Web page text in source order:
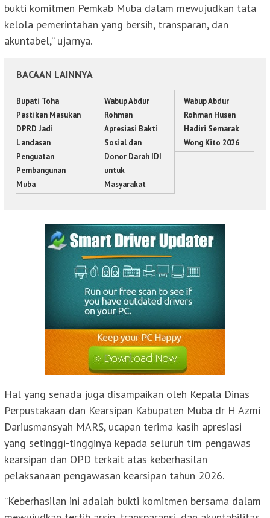
bukti komitmen Pemkab Muba dalam mewujudkan tata
kelola pemerintahan yang bersih, transparan, dan
akuntabel,” ujarnya.
BACAAN LAINNYA
Bupati Toha
Pastikan Masukan
DPRD Jadi
Landasan
Penguatan
Pembangunan
Muba
Wabup Abdur
Rohman
Apresiasi Bakti
Sosial dan
Donor Darah IDI
untuk
Masyarakat
Wabup Abdur
Rohman Husen
Hadiri Semarak
Wong Kito 2026
Hal yang senada juga disampaikan oleh Kepala Dinas
Perpustakaan dan Kearsipan Kabupaten Muba dr H Azmi
Dariusmansyah MARS, ucapan terima kasih apresiasi
yang setinggi-tingginya kepada seluruh tim pengawas
kearsipan dan OPD terkait atas keberhasilan
pelaksanaan pengawasan kearsipan tahun 2026.
“Keberhasilan ini adalah bukti komitmen bersama dalam